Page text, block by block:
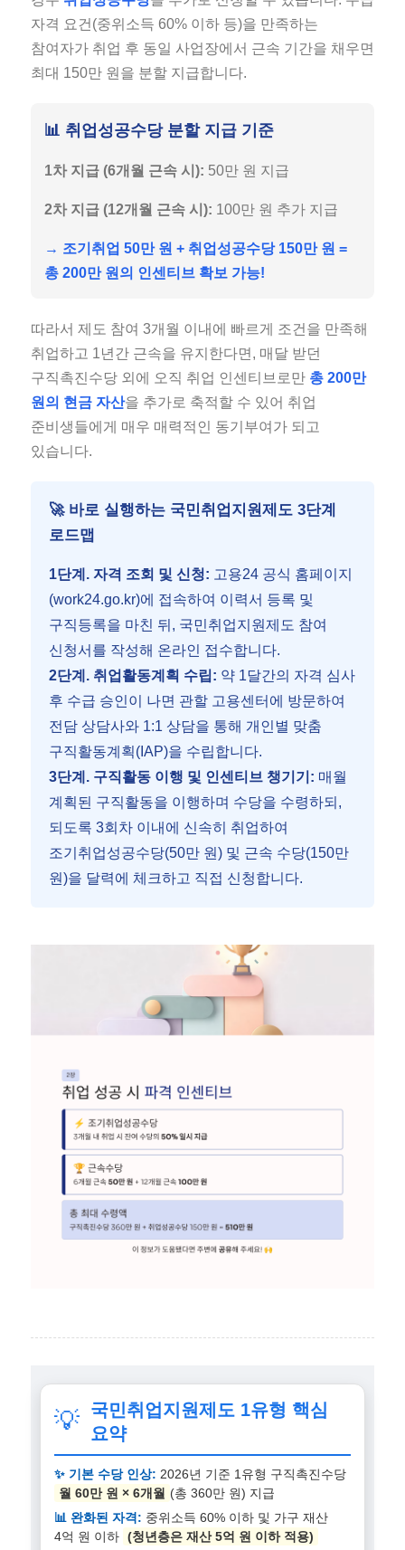
자격 요건(중위소득 60% 이하 등)을 만족하는
참여자가 취업 후 동일 사업장에서 근속 기간을 채우면
최대 150만 원을 분할 지급합니다.
📊 취업성공수당 분할 지급 기준
1차 지급 (6개월 근속 시): 50만 원 지급
2차 지급 (12개월 근속 시): 100만 원 추가 지급
→ 조기취업 50만 원 + 취업성공수당 150만 원 =
총 200만 원의 인센티브 확보 가능!
따라서 제도 참여 3개월 이내에 빠르게 조건을 만족해
취업하고 1년간 근속을 유지한다면, 매달 받던
구직촉진수당 외에 오직 취업 인센티브로만 총 200만
원의 현금 자산을 추가로 축적할 수 있어 취업
준비생들에게 매우 매력적인 동기부여가 되고
있습니다.
🚀 바로 실행하는 국민취업지원제도 3단계
로드맵
1단계. 자격 조회 및 신청: 고용24 공식 홈페이지
(work24.go.kr)에 접속하여 이력서 등록 및
구직등록을 마친 뒤, 국민취업지원제도 참여
신청서를 작성해 온라인 접수합니다.
2단계. 취업활동계획 수립: 약 1달간의 자격 심사
후 수급 승인이 나면 관할 고용센터에 방문하여
전담 상담사와 1:1 상담을 통해 개인별 맞춤
구직활동계획(IAP)을 수립합니다.
3단계. 구직활동 이행 및 인센티브 챙기기: 매월
계획된 구직활동을 이행하며 수당을 수령하되,
되도록 3회차 이내에 신속히 취업하여
조기취업성공수당(50만 원) 및 근속 수당(150만
원)을 달력에 체크하고 직접 신청합니다.
💡 국민취업지원제도 1유형 핵심
요약
✨ 기본 수당 인상: 2026년 기준 1유형 구직촉진수당
월 60만 원 × 6개월 (총 360만 원) 지급
📊 완화된 자격: 중위소득 60% 이하 및 가구 재산
4억 원 이하 (청년층은 재산 5억 원 이하 적용)